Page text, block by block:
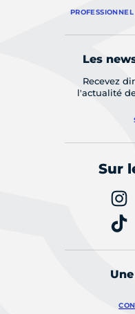
PROFESSIONNEL
Les
Recevez
l'actualité
Sur